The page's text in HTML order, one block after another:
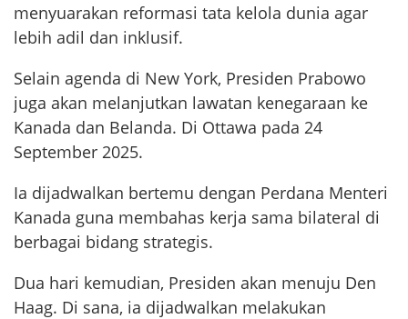
menyuarakan reformasi tata kelola dunia agar
lebih adil dan inklusif.
Selain agenda di New York, Presiden Prabowo
juga akan melanjutkan lawatan kenegaraan ke
Kanada dan Belanda. Di Ottawa pada 24
September 2025.
Ia dijadwalkan bertemu dengan Perdana Menteri
Kanada guna membahas kerja sama bilateral di
berbagai bidang strategis.
Dua hari kemudian, Presiden akan menuju Den
Haag. Di sana, ia dijadwalkan melakukan